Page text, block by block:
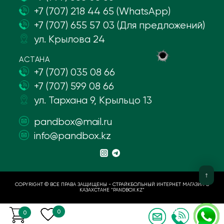
0 0
+7 (707) 218 44 65 (WhatsApp)
+7 (707) 655 57 03 (Для предложений)
ул. Крылова 24
АСТАНА
+7 (707) 035 08 66
+7 (707) 599 08 66
ул. Тархана 9, Крыльцо 13
pandbox@mail.ru
info@pandbox.kz
COPYRIGHT © ВСЕ ПРАВА ЗАЩИЩЕНЫ - СТРАЙКБОЛЬНЫЙ ИНТЕРНЕТ МАГАЗИН В
КАЗАХСТАНЕ “PANDBOX.KZ”